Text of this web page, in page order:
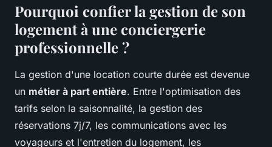
Pourquoi confier la gestion de son
logement à une conciergerie
professionnelle ?
La gestion d'une location courte durée est devenue
un métier à part entière. Entre l'optimisation des
tarifs selon la saisonnalité, la gestion des
réservations 7j/7, les communications avec les
voyageurs et l'entretien du logement, les